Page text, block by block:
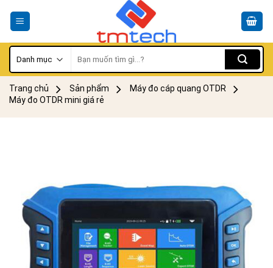
kiếm:
Trang chủ Sản phẩm
Máy đo cáp quang OTDR
Máy đo OTDR mini giá rẻ